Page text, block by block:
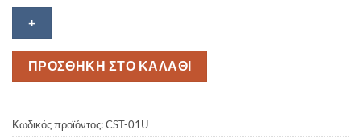
μπλούζα
Placoste
ΠΡΟΣΘΗΚΗ ΣΤΟ ΚΑΛΑΘΙ
Κωδικός προϊόντος:CST-01U